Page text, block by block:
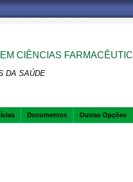
CIÊNCIAS
DA SAÚDE
Documentos Outras Opções